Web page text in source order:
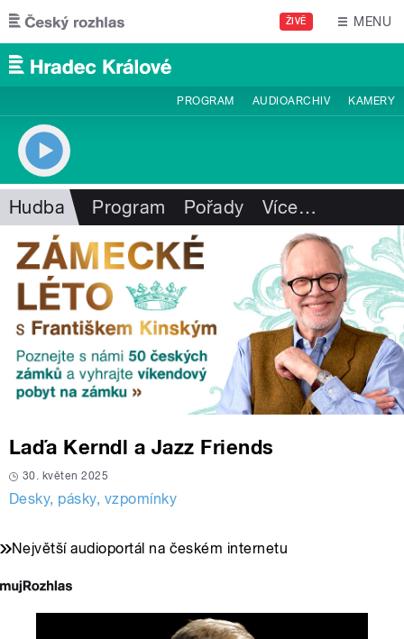
Přejít k hlavnímu obsahu
ŽIVĚ MENU
PROGRAM AUDIOARCHIV KAMERY
Hudba Program Pořady Více…
Laďa Kerndl a Jazz Friends
30. květen 2025
Desky, pásky, vzpomínky
Největší audioportál na českém internetu